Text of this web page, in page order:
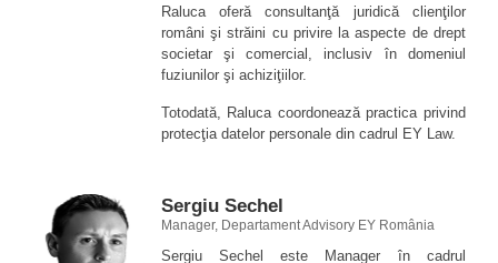
Raluca oferă consultanţă juridică clienţilor
români şi străini cu privire la aspecte de drept
societar şi comercial, inclusiv în domeniul
fuziunilor şi achiziţiilor.
Totodată, Raluca coordonează practica privind
protecţia datelor personale din cadrul EY Law.
Sergiu Sechel
Manager, Departament Advisory EY România
Sergiu Sechel este Manager în cadrul